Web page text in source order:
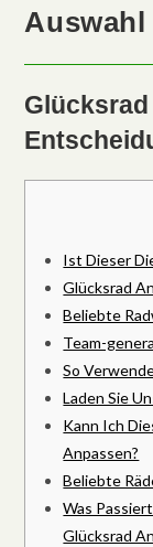
Auswahl
Ist Dieser
Glücksrad
Beliebte
Team-
So
Laden Sie
Kann Ich
Anpassen?
Beliebte
Was
Glücksrad